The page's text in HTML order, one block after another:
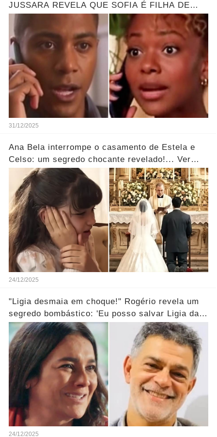
JUSSARA REVELA QUE SOFIA É FILHA DE
MARLON - GRANDE REVELAÇÃO
31/12/2025
Ana Bela interrompe o casamento de Estela e
Celso: um segredo chocante revelado!... Ver
24/12/2025
"Ligia desmaia em choque!" Rogério revela um
segredo bombástico: 'Eu posso salvar Ligia da
morte...' Ver mais
24/12/2025